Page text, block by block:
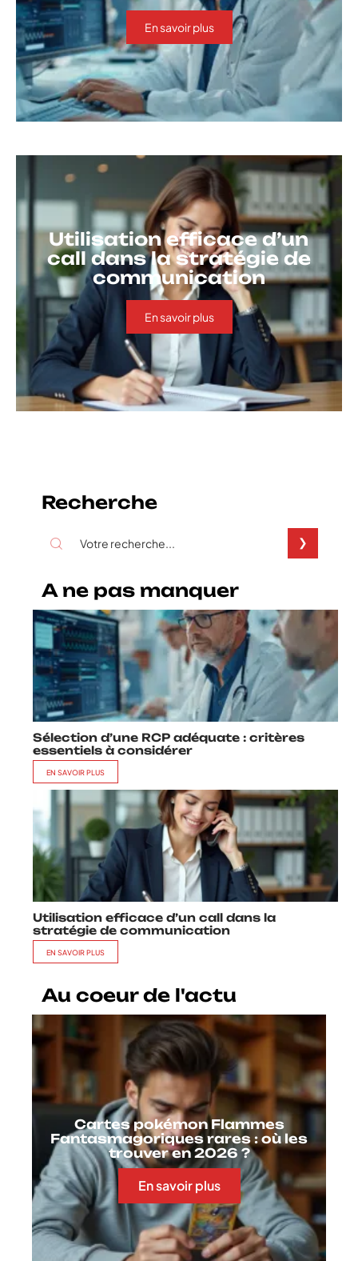
En savoir plus
Utilisation efficace d’un
call dans la stratégie de
communication
En savoir plus
Recherche
A ne pas manquer
Sélection d’une RCP adéquate : critères
essentiels à considérer
EN SAVOIR PLUS
Utilisation efficace d’un call dans la
stratégie de communication
EN SAVOIR PLUS
Au coeur de l'actu
Cartes pokémon Flammes
Fantasmagoriques rares : où les
trouver en 2026 ?
En savoir plus